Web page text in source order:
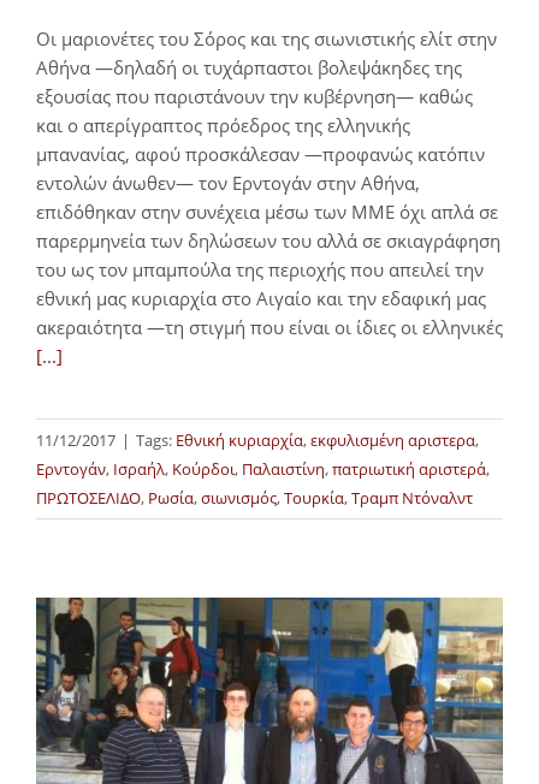
Οι μαριονέτες του Σόρος και της σιωνιστικής ελίτ στην
Αθήνα —δηλαδή οι τυχάρπαστοι βολεψάκηδες της
εξουσίας που παριστάνουν την κυβέρνηση— καθώς
και ο απερίγραπτος πρόεδρος της ελληνικής
μπανανίας, αφού προσκάλεσαν —προφανώς κατόπιν
εντολών άνωθεν— τον Ερντογάν στην Αθήνα,
επιδόθηκαν στην συνέχεια μέσω των ΜΜΕ όχι απλά σε
παρερμηνεία των δηλώσεων του αλλά σε σκιαγράφηση
του ως τον μπαμπούλα της περιοχής που απειλεί την
εθνική μας κυριαρχία στο Αιγαίο και την εδαφική μας
ακεραιότητα —τη στιγμή που είναι οι ίδιες οι ελληνικές
[...]
11/12/2017 | Tags: Εθνική κυριαρχία,εκφυλισμένη αριστερα,
Ερντογάν, Ισραήλ, Κούρδοι, Παλαιστίνη,πατριωτική αριστερά,
ΠΡΩΤΟΣΕΛΙΔΟ, Ρωσία,σιωνισμός,Τουρκία,Τραμπ Ντόναλντ